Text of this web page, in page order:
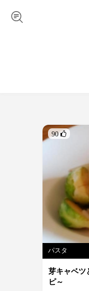
90 
パスタ
芽キャベツ
ピ～